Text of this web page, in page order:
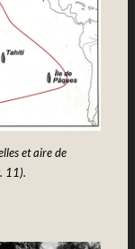
et aire de
11).